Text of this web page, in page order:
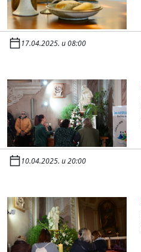
17.04.2025. u 08:00
10.04.2025. u 20:00